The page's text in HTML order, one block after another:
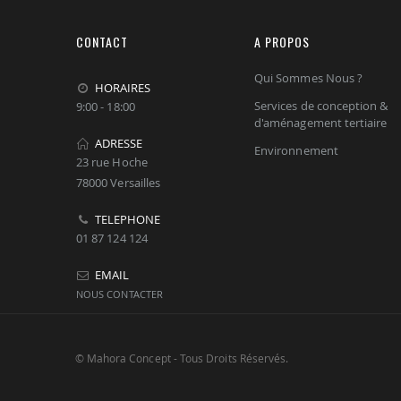
CONTACT
HORAIRES
9:00 - 18:00
ADRESSE
23 rue Hoche
78000 Versailles
TELEPHONE
01 87 124 124
EMAIL
NOUS CONTACTER
A PROPOS
Qui Sommes Nous ?
Services de conception &
d'aménagement tertiaire
Environnement
© Mahora Concept - Tous Droits Réservés.